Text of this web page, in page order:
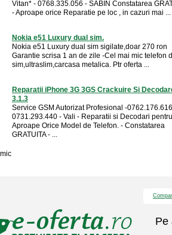
Vitan* - 0768.335.056 - SABIN Constatarea
- Aproape orice Reparatie pe loc , in cazuri mai ...
Nokia e51 Luxury dual sim.
Nokia e51 Luxury dual sim sigilate,doar 270 ron
Garantie scrisa 1 an de zile -Cel mai mic telefon
sim,ultraslim,carcasa metalica. Ptr oferta ...
Reparatii iPhone 3G 3GS Crackuire Si
3.1.3
Service GSM Autorizat Profesional -
0731.293.440 - Vali - Reparatii si Decodari pentru
Aproape Orice Model de Telefon. - Constatarea
GRATUITA - ...
mic
Pe